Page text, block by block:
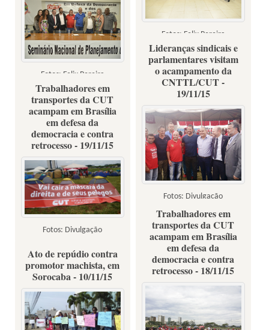
Fotos: Felix Pereira
Fotos: Felix Pereira
Lideranças sindicais e
parlamentares visitam
o acampamento da
CNTTL/CUT -
19/11/15
Fotos: Divulgação
Trabalhadores em
transportes da CUT
acampam em Brasília
em defesa da
democracia e contra
retrocesso - 19/11/15
Fotos: Divulgação
Trabalhadores em
transportes da CUT
acampam em Brasília
em defesa da
democracia e contra
retrocesso - 18/11/15
Ato de repúdio contra
promotor machista, em
Sorocaba - 10/11/15